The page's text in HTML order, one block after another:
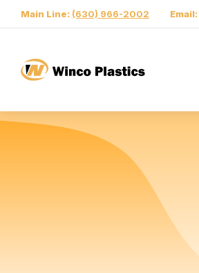
Main Line: (630) 966-2002 Email: